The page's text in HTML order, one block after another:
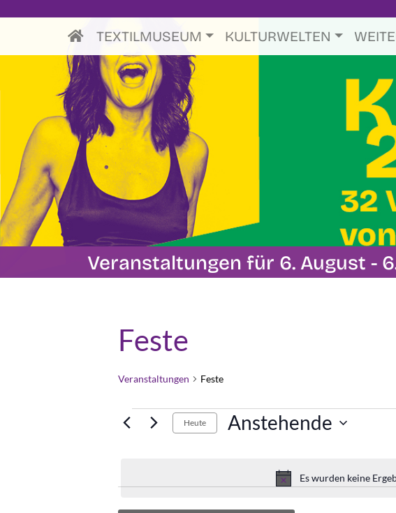
TEXTILMUSEUM KULTURWELTEN
Veranstaltungen für 6. August -
Feste
Veranstaltungen Feste
Veranstaltungen
Es wurden keine
Heute Anstehende